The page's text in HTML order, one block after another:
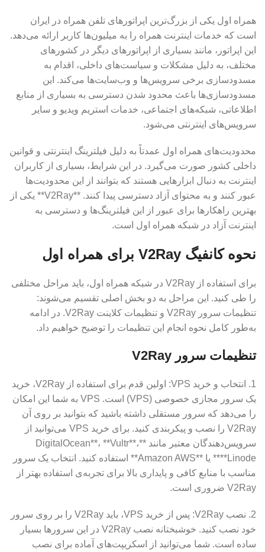
همراه اول یکی از بزرگ‌ترین اپراتورهای تلفن همراه در ایران
است که خدمات اینترنت همراه را به میلیون‌ها کاربر ارائه می‌دهد.
این اپراتور، مانند بسیاری از اپراتورهای دیگر در کشورهای
مختلف، به دلیل مشکلات و سیاست‌های داخلی، اقدام به
مسدودسازی برخی سرویس‌ها و وب‌سایت‌ها می‌کند. این
مسدودسازی‌ها باعث محدود شدن دسترسی به بسیاری از منابع
اطلاعاتی، شبکه‌های اجتماعی، خدمات استریم ویدیو و سایر
سرویس‌های اینترنتی می‌شود.
محدودیت‌های همراه اول عمدتاً به دلیل فیلترینگ اینترنتی و قوانین
داخلی کشور صورت می‌گیرد. در این شرایط، بسیاری از کاربران
اینترنت به دنبال ابزارهایی هستند که بتوانند از این محدودیت‌ها
عبور کنند و به محتوای آزاد دسترسی پیدا کنند. **V2Ray** یکی از
بهترین راهکارها برای عبور از این فیلترینگ‌ها و دسترسی به
اینترنت آزاد در شبکه همراه اول است.
نحوه کانفیگ V2Ray برای همراه اول
برای استفاده از V2Ray در شبکه همراه اول، باید مراحل مختلفی
را طی کنید. این مراحل به دو بخش اصلی تقسیم می‌شوند:
تنظیمات سرور V2Ray و تنظیمات کلاینت V2Ray. در ادامه
به‌طور کامل نحوه انجام این تنظیمات را توضیح خواهیم داد.
تنظیمات سرور V2Ray
1. انتخاب و خرید VPS: اولین قدم برای استفاده از V2Ray، خرید
یک سرور مجازی خصوصی (VPS) است. VPS به شما این امکان
را می‌دهد که سرور مستقلی داشته باشید که بتوانید بر روی آن
V2Ray را نصب و پیکربندی کنید. برای خرید VPS می‌توانید از
سرویس‌دهندگان معتبر مانند **DigitalOcean**، **Vultr**،
**Linode** یا **Amazon AWS** استفاده کنید. انتخاب یک سرور
مناسب با منابع کافی و پایداری بالا برای تجربه‌ی استفاده بهتر از
V2Ray ضروری است.
2. نصب V2Ray: پس از خرید VPS، باید V2Ray را بر روی سرور
خود نصب کنید. خوشبختانه نصب V2Ray در این سرورها بسیار
ساده است. شما می‌توانید از اسکریپت‌های آماده برای نصب